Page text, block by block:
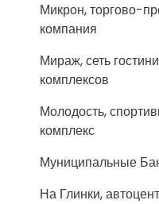
Микрон, торгово-
компания
Мираж, сеть
комплексов
Молодость,
комплекс
Муниципальные
На Глинки,